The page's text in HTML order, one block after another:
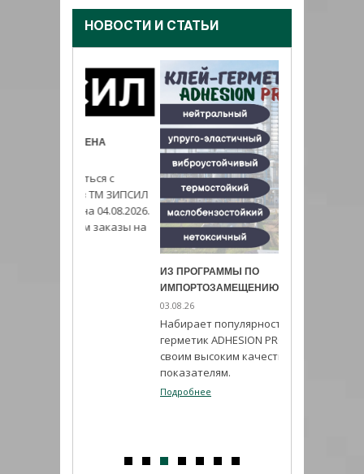
НОВОСТИ И CТАТЬИ
ИЗ ПРОГРАММЫ ПО
ИМПОРТОЗАМЕЩЕНИЮ
Набирает популярность Клей-
герметик ADHESION PRO благодаря
своим высоким качественным